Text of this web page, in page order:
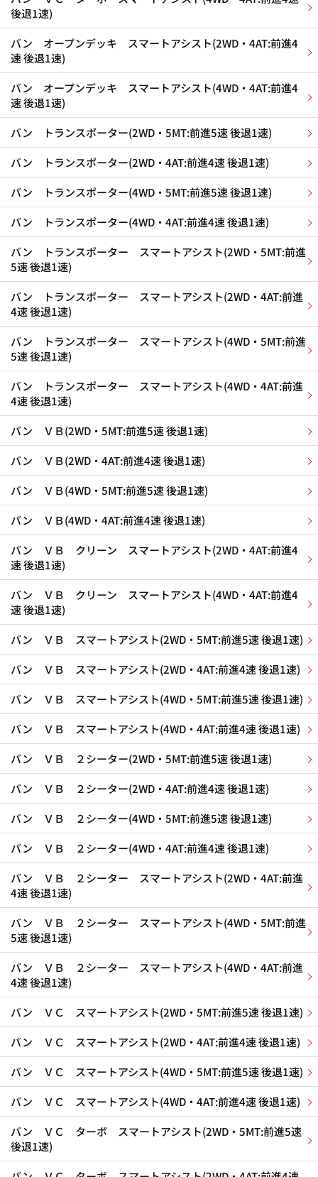
後退1速)
バン オープンデッキ スマートアシスト(2WD・4AT:前進4
速 後退1速)
バン オープンデッキ スマートアシスト(4WD・4AT:前進4
速 後退1速)
バン トランスポーター(2WD・5MT:前進5速 後退1速)
バン トランスポーター(2WD・4AT:前進4速 後退1速)
バン トランスポーター(4WD・5MT:前進5速 後退1速)
バン トランスポーター(4WD・4AT:前進4速 後退1速)
バン トランスポーター スマートアシスト(2WD・5MT:前進
5速 後退1速)
バン トランスポーター スマートアシスト(2WD・4AT:前進
4速 後退1速)
バン トランスポーター スマートアシスト(4WD・5MT:前進
5速 後退1速)
バン トランスポーター スマートアシスト(4WD・4AT:前進
4速 後退1速)
バン ＶＢ(2WD・5MT:前進5速 後退1速)
バン ＶＢ(2WD・4AT:前進4速 後退1速)
バン ＶＢ(4WD・5MT:前進5速 後退1速)
バン ＶＢ(4WD・4AT:前進4速 後退1速)
バン ＶＢ クリーン スマートアシスト(2WD・4AT:前進4
速 後退1速)
バン ＶＢ クリーン スマートアシスト(4WD・4AT:前進4
速 後退1速)
バン ＶＢ スマートアシスト(2WD・5MT:前進5速 後退1速)
バン ＶＢ スマートアシスト(2WD・4AT:前進4速 後退1速)
バン ＶＢ スマートアシスト(4WD・5MT:前進5速 後退1速)
バン ＶＢ スマートアシスト(4WD・4AT:前進4速 後退1速)
バン ＶＢ ２シーター(2WD・5MT:前進5速 後退1速)
バン ＶＢ ２シーター(2WD・4AT:前進4速 後退1速)
バン ＶＢ ２シーター(4WD・5MT:前進5速 後退1速)
バン ＶＢ ２シーター(4WD・4AT:前進4速 後退1速)
バン ＶＢ ２シーター スマートアシスト(2WD・4AT:前進
4速 後退1速)
バン ＶＢ ２シーター スマートアシスト(4WD・5MT:前進
5速 後退1速)
バン ＶＢ ２シーター スマートアシスト(4WD・4AT:前進
4速 後退1速)
バン ＶＣ スマートアシスト(2WD・5MT:前進5速 後退1速)
バン ＶＣ スマートアシスト(2WD・4AT:前進4速 後退1速)
バン ＶＣ スマートアシスト(4WD・5MT:前進5速 後退1速)
バン ＶＣ スマートアシスト(4WD・4AT:前進4速 後退1速)
バン ＶＣ ターボ スマートアシスト(2WD・5MT:前進5速
後退1速)